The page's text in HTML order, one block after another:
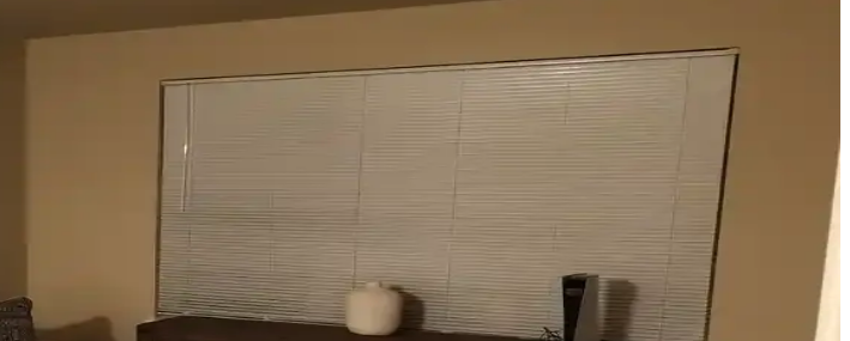
estetik perde seçenekleri manzara engellenmeden ışık kontrolü sağlar.
tercihlerle dengelenerek yatak odasında estetik ve fonksiyonellik sağlanır.
Yenileme
anlatan kapsamlı öneriler sunulmaktadır. Küçük değişikliklerle mekânda büyük farklar